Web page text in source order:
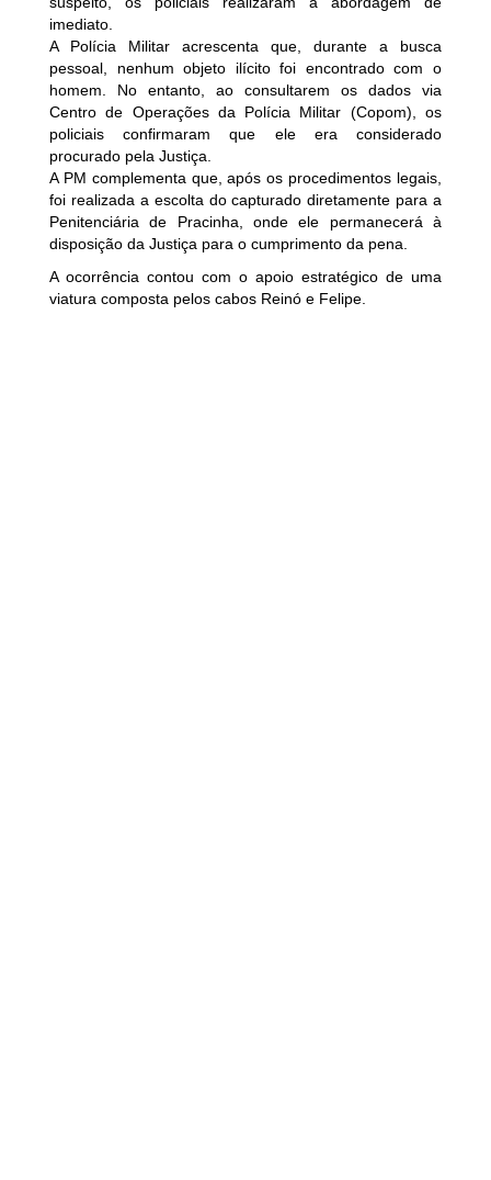
imediato.
A Polícia Militar acrescenta que, durante a busca
pessoal, nenhum objeto ilícito foi encontrado com o
homem. No entanto, ao consultarem os dados via
Centro de Operações da Polícia Militar (Copom), os
policiais confirmaram que ele era considerado
procurado pela Justiça.
A PM complementa que, após os procedimentos legais,
foi realizada a escolta do capturado diretamente para a
Penitenciária de Pracinha, onde ele permanecerá à
disposição da Justiça para o cumprimento da pena.
A ocorrência contou com o apoio estratégico de uma
viatura composta pelos cabos Reinó e Felipe.